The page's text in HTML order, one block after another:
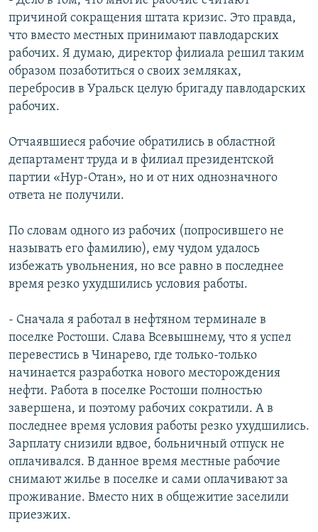
причиной сокращения штата кризис. Это правда,
что вместо местных принимают павлодарских
рабочих. Я думаю, директор филиала решил таким
образом позаботиться о своих земляках,
перебросив в Уральск целую бригаду павлодарских
рабочих.
Отчаявшиеся рабочие обратились в областной
департамент труда и в филиал президентской
партии «Нур-Отан», но и от них однозначного
ответа не получили.
По словам одного из рабочих (попросившего не
называть его фамилию), ему чудом удалось
избежать увольнения, но все равно в последнее
время резко ухудшились условия работы.
- Сначала я работал в нефтяном терминале в
поселке Ростоши. Слава Всевышнему, что я успел
перевестись в Чинарево, где только-только
начинается разработка нового месторождения
нефти. Работа в поселке Ростоши полностью
завершена, и поэтому рабочих сократили. А в
последнее время условия работы резко ухудшились.
Зарплату снизили вдвое, больничный отпуск не
оплачивался. В данное время местные рабочие
снимают жилье в поселке и сами оплачивают за
проживание. Вместо них в общежитие заселили
приезжих.